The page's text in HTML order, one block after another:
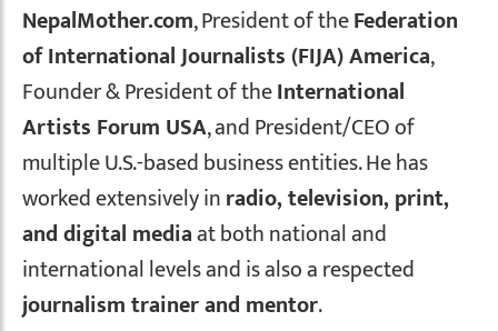
NepalMother.com, President of theFederation
of International Journalists (FIJA) America,
Founder & President of theInternational
Artists Forum USA, and President/CEO of
multiple U.S.-based business entities. He has
worked extensively inradio, television, print,
and digital mediaat both national and
international levels and is also a respected
journalism trainer and mentor.